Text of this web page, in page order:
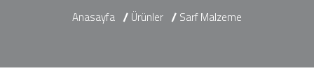
Anasayfa Ürünler Sarf Malzeme